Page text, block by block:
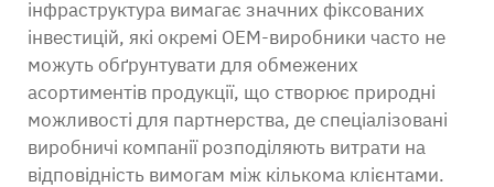
інфраструктура вимагає значних фіксованих
інвестицій, які окремі OEM-виробники часто не
можуть обґрунтувати для обмежених
асортиментів продукції, що створює природні
можливості для партнерства, де спеціалізовані
виробничі компанії розподіляють витрати на
відповідність вимогам між кількома клієнтами.